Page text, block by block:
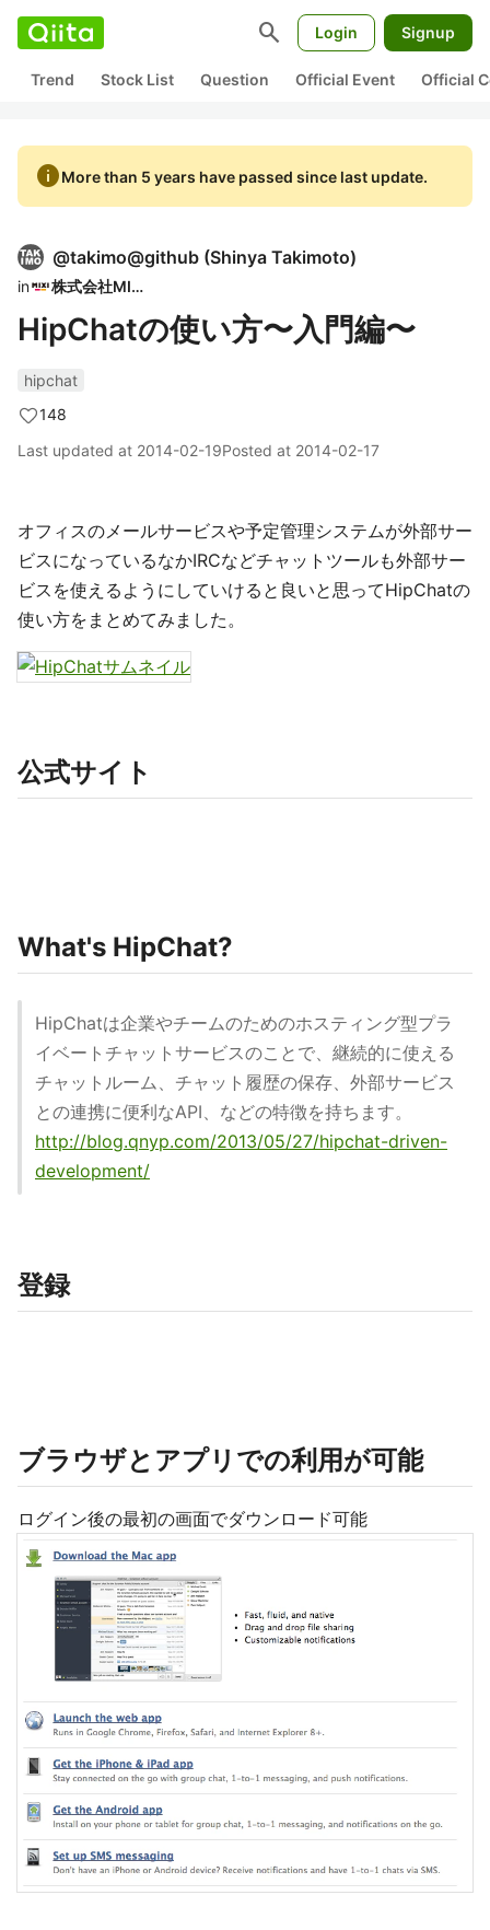
search Login Signup
Trend Stock List Question Official Event Official
infoMore than 5 years have passed since last update.
@takimo@github (Shinya Takimoto)
in 株式会社MIXI
HipChatの使い方〜入門編〜
hipchat
148
Last updated at 2014-02-19Posted at 2014-02-17
オフィスのメールサービスや予定管理システムが外部サー
ビスになっているなかIRCなどチャットツールも外部サー
ビスを使えるようにしていけると良いと思ってHipChatの
使い方をまとめてみました。
公式サイト
What's HipChat?
HipChatは企業やチームのためのホスティング型プラ
イベートチャットサービスのことで、継続的に使える
チャットルーム、チャット履歴の保存、外部サービス
との連携に便利なAPI、などの特徴を持ちます。
http://blog.qnyp.com/2013/05/27/hipchat-driven-
development/
登録
ブラウザとアプリでの利用が可能
ログイン後の最初の画面でダウンロード可能